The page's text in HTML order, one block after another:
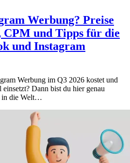
Werbung? Preise
CPM und Tipps für die
und Instagram
Werbung im Q3 2026 kostet und
Dann bist du hier genau
in die Welt…